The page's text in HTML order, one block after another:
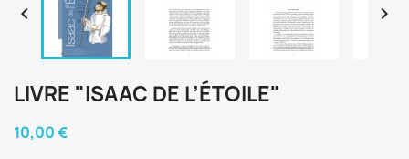
 
LIVRE "ISAAC DE L’ÉTOILE"
10,00 €